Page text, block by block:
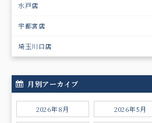
水戸店
宇都宮店
埼玉川口店
月別アーカイブ
2026年8月 2026年5月